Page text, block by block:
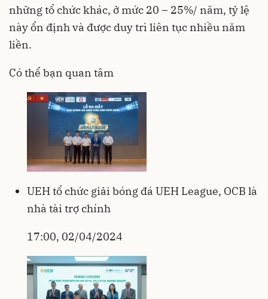
những tổ chức khác, ở mức 20 – 25%/ năm, tỷ lệ
này ổn định và được duy trì liên tục nhiều năm
liền.
Có thể bạn quan tâm
UEH tổ chức giải bóng đá UEH League, OCB là
nhà tài trợ chính
17:00, 02/04/2024